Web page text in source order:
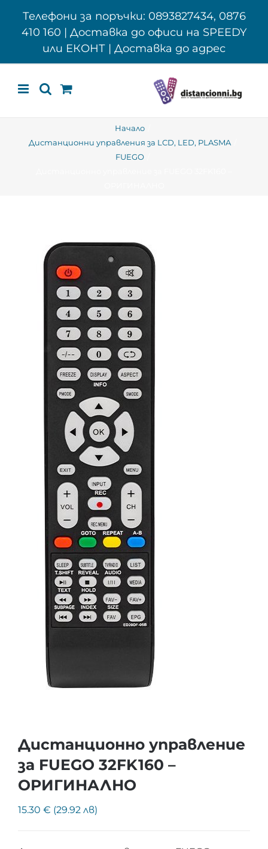
Телефони за поръчки: 0893827434, 0876
410 160 | Доставка до офиси на SPEEDY
или ЕКОНТ | Доставка до адрес
Начало
Дистанционни управления за LCD, LED, PLASMA
FUEGO
Дистанционно управление
за FUEGO 32FK160 –
ОРИГИНАЛНО
15.30 € (29.92 лв)